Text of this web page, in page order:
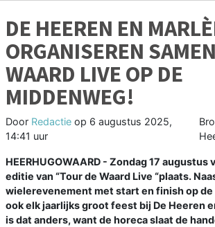
DE HEEREN EN
ORGANISEREN
WAARD LIVE OP DE
MIDDENWEG!
Door Redactie op 6 augustus 2025,
14:41 uur
HEERHUGOWAARD - Zondag 17
editie van “Tour de Waard Live “plaats.
wielerevenement met start en finish op
ook elk jaarlijks groot feest bij De Heeren
is dat anders, want de horeca slaat de